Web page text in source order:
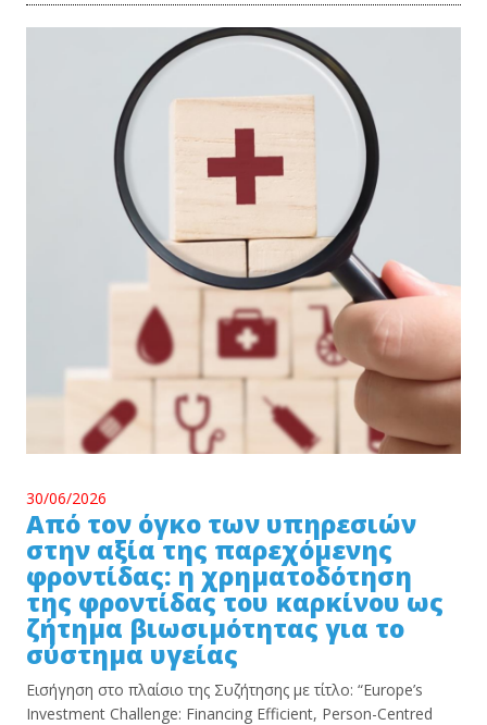
30/06/2026
Από τον όγκο των υπηρεσιών
στην αξία της παρεχόμενης
φροντίδας: η χρηματοδότηση
της φροντίδας του καρκίνου ως
ζήτημα βιωσιμότητας για το
σύστημα υγείας
Εισήγηση στο πλαίσιο της Συζήτησης με τίτλο: “Europe’s
Investment Challenge: Financing Efficient, Person-Centred